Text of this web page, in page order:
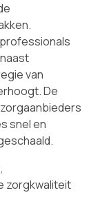
van
De
snel en
zorgkwaliteit